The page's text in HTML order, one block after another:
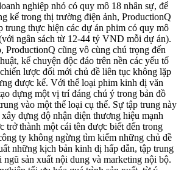
nghiệp nhỏ có quy mô 18 nhân sự, để
kể trong thị trường điện ảnh, ProductionQ
trung thực hiện các dự án phim có quy mô
ngân sách từ 12-44 tỷ VND mỗi dự án).
ProductionQ cũng vô cùng chú trọng đến
kể chuyện độc đáo trên nền các yếu tố
lược đổi mới chủ đề liên tục không lặp
được kể. Với thể loại phim kinh dị văn
dựng một vị trí đáng chú ý trong bản đồ
vào một thể loại cụ thể. Sự tập trung này
dựng độ nhận diện thương hiệu mạnh
trở thành một cái tên được biết đến trong
ty không ngừng tìm kiếm những chủ đề
những kịch bản kinh dị hấp dẫn, tập trung
sản xuất nội dung và marketing nội bộ.